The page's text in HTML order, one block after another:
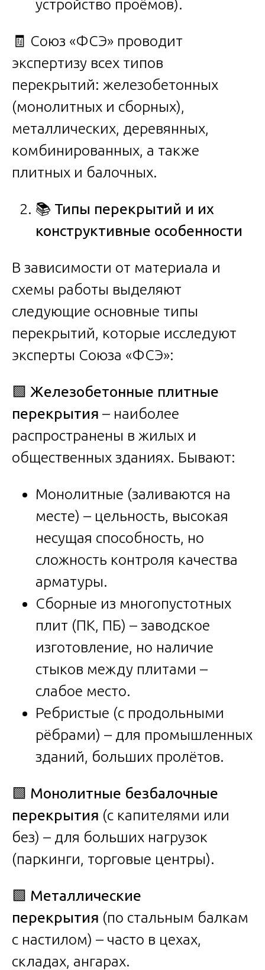
устройство проёмов).
🧾 Союз «ФСЭ» проводит
экспертизу всех типов
перекрытий: железобетонных
(монолитных и сборных),
металлических, деревянных,
комбинированных, а также
плитных и балочных.
📚 Типы перекрытий и их
конструктивные особенности
В зависимости от материала и
схемы работы выделяют
следующие основные типы
перекрытий, которые исследуют
эксперты Союза «ФСЭ»:
🟩 Железобетонные плитные
перекрытия – наиболее
распространены в жилых и
общественных зданиях. Бывают:
Монолитные (заливаются на
месте) – цельность, высокая
несущая способность, но
сложность контроля качества
арматуры.
Сборные из многопустотных
плит (ПК, ПБ) – заводское
изготовление, но наличие
стыков между плитами –
слабое место.
Ребристые (с продольными
рёбрами) – для промышленных
зданий, больших пролётов.
🟩 Монолитные безбалочные
перекрытия (с капителями или
без) – для больших нагрузок
(паркинги, торговые центры).
🟩 Металлические
перекрытия (по стальным балкам
с настилом) – часто в цехах,
складах, ангарах.